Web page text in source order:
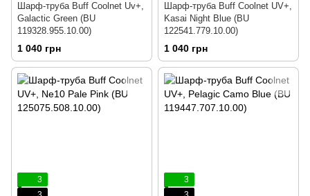
Шарф-труба Buff Coolnet Uv+,
Galactic Green (BU
119328.955.10.00)
1 040 грн
Шарф-труба Buff Coolnet UV+,
Kasai Night Blue (BU
122541.779.10.00)
1 040 грн
3
3